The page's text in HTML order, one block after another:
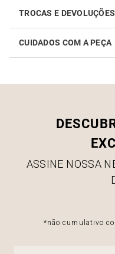
TROCAS E DEVOLUÇÕES
Realizar sua troca ou
informações nolink
CUIDADOS COM A PEÇA
ASSINE NOSSA
*não cumulativo